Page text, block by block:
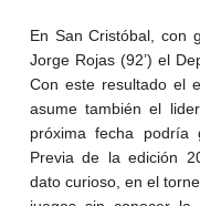
En San Cristóbal, con
Jorge Rojas (92’) el
Con este resultado el
asume también el
próxima fecha podría
Previa de la edición
dato curioso, en el